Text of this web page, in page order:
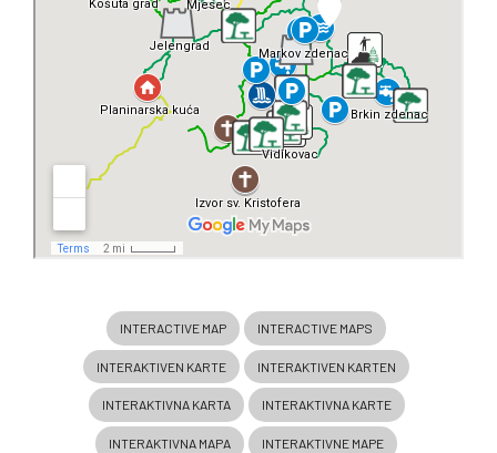
INTERACTIVE MAP INTERACTIVE MAPS
INTERAKTIVEN KARTE INTERAKTIVEN KARTEN
INTERAKTIVNA KARTA INTERAKTIVNA KARTE
INTERAKTIVNA MAPA INTERAKTIVNE MAPE